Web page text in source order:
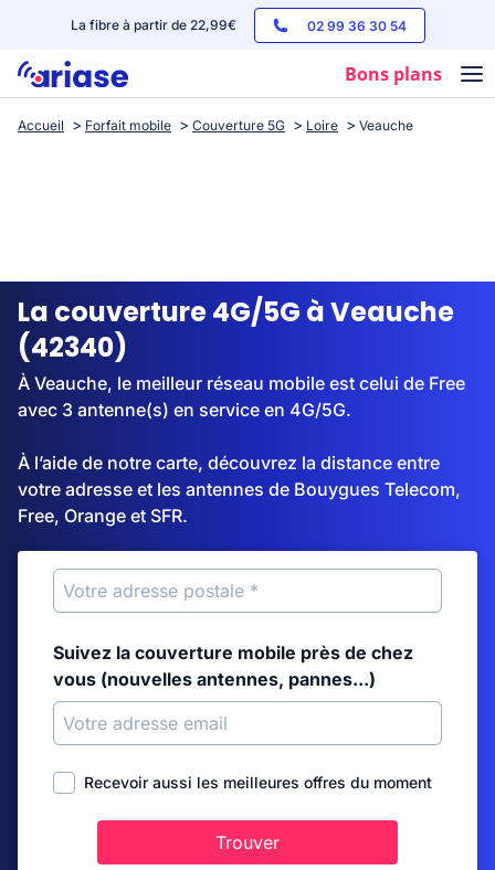
La fibre à partir de 22,99€ 02 99 36 30 54
Bons plans
Box internet
Streaming
Accueil Forfait mobile Couverture 5G Loire Veauche
La couverture 4G/5G à Veauche
(42340)
À Veauche, le meilleur réseau mobile est celui de Free
avec 3 antenne(s) en service en 4G/5G.
À l’aide de notre carte, découvrez la distance entre
votre adresse et les antennes de Bouygues Telecom,
Free, Orange et SFR.
Suivez la couverture mobile près de chez
vous (nouvelles antennes, pannes...)
Recevoir aussi les meilleures offres du moment
Trouver